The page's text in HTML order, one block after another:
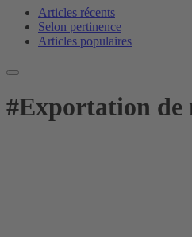
Articles récents
Selon pertinence
Articles populaires
#Exportation de